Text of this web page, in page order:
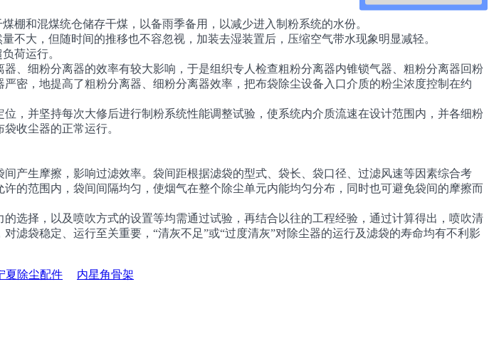
和混煤统仓储存干煤，以备雨季备用，以减少进入制粉系统的水份。
大，但随时间的推移也不容忽视，加装去湿装置后，压缩空气带水现象明显减轻。
荷运行。
细粉分离器的效率有较大影响，于是组织专人检查粗粉分离器内锥锁气器、粗粉分离器回粉
密，地提高了粗粉分离器、细粉分离器效率，把布袋除尘设备入口介质的粉尘浓度控制在约
并坚持每次大修后进行制粉系统性能调整试验，使系统内介质流速在设计范围内，并各细粉
收尘器的正常运行。
生摩擦，影响过滤效率。袋间距根据滤袋的型式、袋长、袋口径、过滤风速等因素综合考
的范围内，袋间间隔均匀，使烟气在整个除尘单元内能均匀分布，同时也可避免袋间的摩擦而
择，以及喷吹方式的设置等均需通过试验，再结合以往的工程经验，通过计算得出，喷吹清
滤袋稳定、运行至关重要，“清灰不足”或“过度清灰”对除尘器的运行及滤袋的寿命均有不利影
夏除尘配件
内星角骨架